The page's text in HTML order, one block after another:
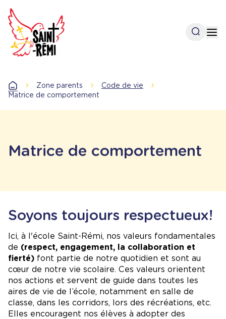
au
contenu
principal
Open
AccueilZone parents
Code de vie
Matrice de comportement
Matrice de comportement
Soyons toujours respectueux!
Ici, à l'école Saint-Rémi, nos valeurs fondamentales
de (respect, engagement, la collaboration et
fierté) font partie de notre quotidien et sont au
cœur de notre vie scolaire. Ces valeurs orientent
nos actions et servent de guide dans toutes les
aires de vie de l’école, notamment en salle de
classe, dans les corridors, lors des récréations, etc.
Elles encouragent nos élèves à adopter des